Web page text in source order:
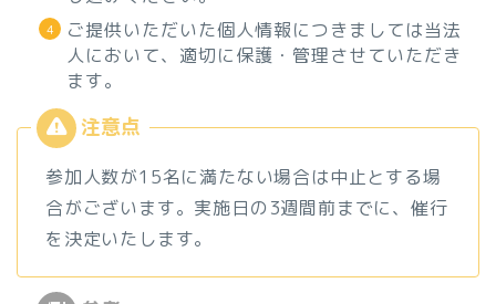
ご提供いただいた個人情報につきましては当法
人において、適切に保護・管理させていただき
ます。
参加人数が15名に満たない場合は中止とする場
合がございます。実施日の3週間前までに、催行
を決定いたします。